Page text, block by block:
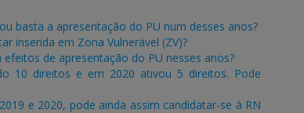
basta a apresentação do PU num desses anos?
inserida em Zona Vulnerável (ZV)?
de apresentação do PU nesses anos?
10 direitos e em 2020 ativou 5 direitos. Pode
e 2020, pode ainda assim candidatar-se à RN